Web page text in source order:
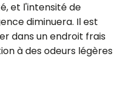
et l'intensité de
diminuera. Il est
dans un endroit frais
à des odeurs légères